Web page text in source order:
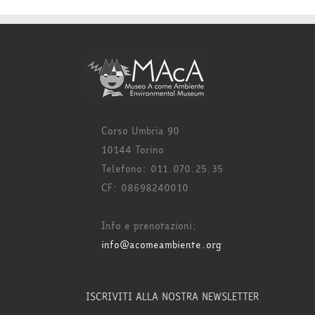
Corso Umbria 90
10144 Torino
Telefono: 011.070.25.35
CF: 08698240010
Info e prenotazioni:
info@acomeambiente.org
ISCRIVITI ALLA NOSTRA NEWSLETTER